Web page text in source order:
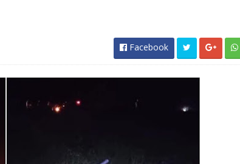
Facebook